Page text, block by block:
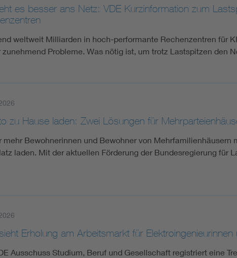
es besser ans Netz: VDE Kurzinformation zum
weltweit Milliarden in hoch-performante Rechenzentren für
zunehmend Probleme. Was nötig ist, um trotz Lastspitzen den
zu Hause laden: Zwei Lösungen für
mehr Bewohnerinnen und Bewohner von Mehrfamilienhäusern
laden. Mit der aktuellen Förderung der Bundesregierung
Erholung am Arbeitsmarkt für
Ausschuss Studium, Beruf und Gesellschaft registriert eine